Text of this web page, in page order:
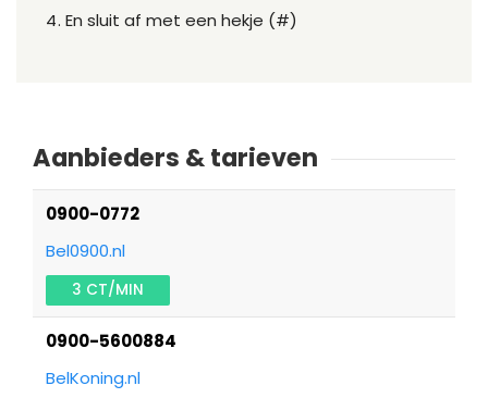
En sluit af met een hekje (#)
Aanbieders & tarieven
0900-0772
Bel0900.nl
3 CT/MIN
0900-5600884
BelKoning.nl